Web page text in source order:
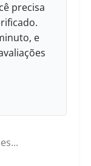
precisa
e